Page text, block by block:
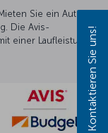
Sie ein Auto
Die Avis-
einer Laufleistung Kontaktieren Sie uns!